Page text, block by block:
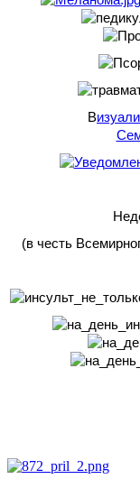
В
(в честь